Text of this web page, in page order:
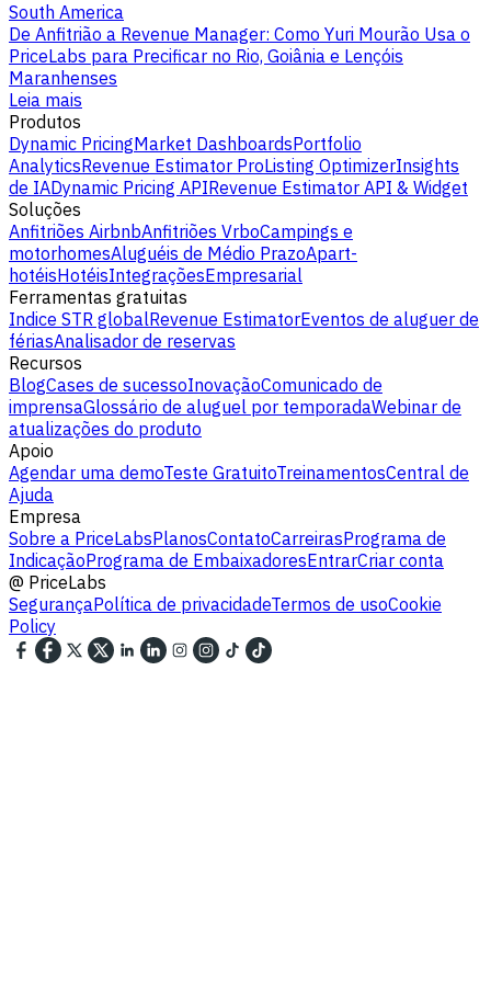
South America
De Anfitrião a Revenue Manager: Como Yuri Mourão Usa o
PriceLabs para Precificar no Rio, Goiânia e Lençóis
Maranhenses
Leia mais
Produtos
Dynamic PricingMarket DashboardsPortfolio
AnalyticsRevenue Estimator ProListing OptimizerInsights
de IADynamic Pricing APIRevenue Estimator API & Widget
Soluções
Anfitriões AirbnbAnfitriões VrboCampings e
motorhomesAluguéis de Médio PrazoApart-
hotéisHotéisIntegraçõesEmpresarial
Ferramentas gratuitas
Indice STR globalRevenue EstimatorEventos de aluguer de
fériasAnalisador de reservas
Recursos
BlogCases de sucessoInovaçãoComunicado de
imprensaGlossário de aluguel por temporadaWebinar de
atualizações do produto
Apoio
Agendar uma demoTeste GratuitoTreinamentosCentral de
Ajuda
Empresa
Sobre a PriceLabsPlanosContatoCarreirasPrograma de
IndicaçãoPrograma de EmbaixadoresEntrarCriar conta
@ PriceLabs
SegurançaPolítica de privacidadeTermos de usoCookie
Policy